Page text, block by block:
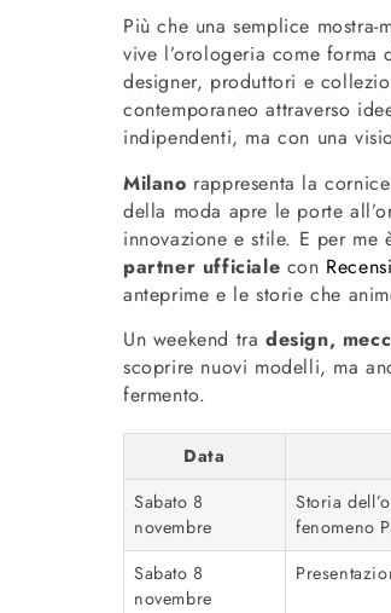
Più che una semplice mostra-
vive l’orologeria come forma
designer, produttori e
contemporaneo attraverso
indipendenti, ma con una
Milano rappresenta la
della moda apre le porte
innovazione e stile. E per
partner ufficiale con
anteprime e le storie che
Un weekend tra design,
scoprire nuovi modelli, ma
fermento.
Data
Sabato 8
novembre
Storia
fenomeno
Sabato 8
novembre